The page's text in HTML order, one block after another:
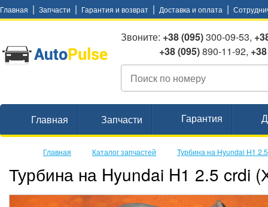
Главная | Запчасти | Гарантия и возврат | Доставка и оплата |
Звоните: +38 (095)300-09-53,
+38 (095)890-11-92,
Главная Запчасти Гарантия
Главная Каталог запчастей Турбина на Hyundai H1
Турбина на Hyundai H1 2.5 crdi